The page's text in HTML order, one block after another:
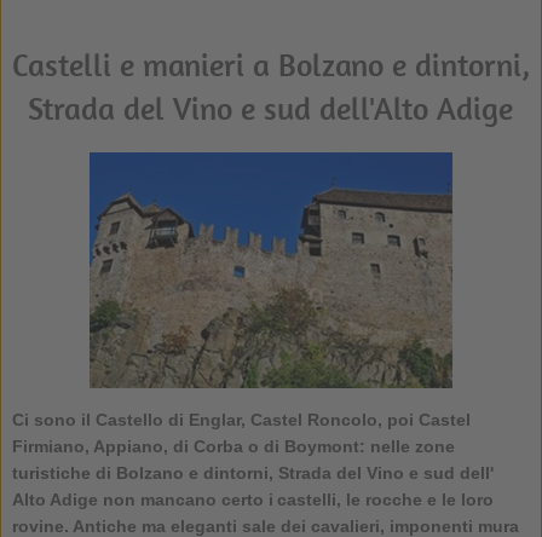
Castelli e manieri a Bolzano e dintorni,
Strada del Vino e sud dell'Alto Adige
Ci sono il Castello di Englar, Castel Roncolo, poi Castel
Firmiano, Appiano, di Corba o di Boymont: nelle zone
turistiche di Bolzano e dintorni, Strada del Vino e sud dell'
Alto Adige non mancano certo i castelli, le rocche e le loro
rovine. Antiche ma eleganti sale dei cavalieri, imponenti mura